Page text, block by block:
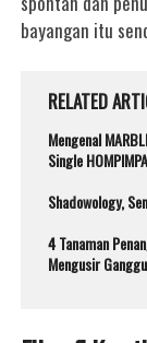
bayangan itu
RELATED
Mengenal
Single HOMPIMPA
Shadowology,
4 Tanaman
Mengusir